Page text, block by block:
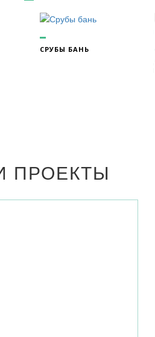
СРУБЫ БАНЬ
ПРОЕКТЫ